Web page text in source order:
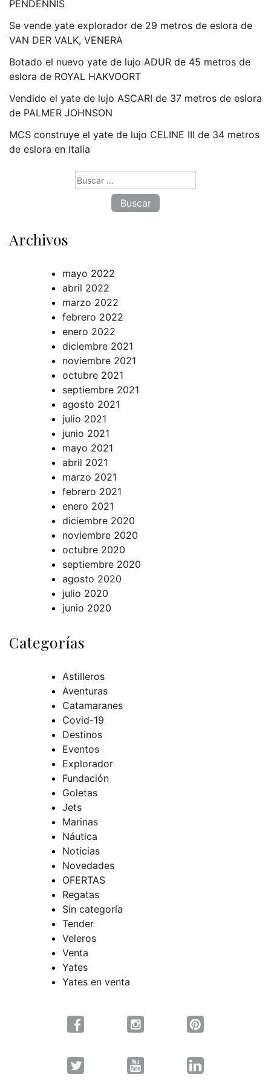
PENDENNIS
Se vende yate explorador de 29 metros de eslora de
VAN DER VALK, VENERA
Botado el nuevo yate de lujo ADUR de 45 metros de
eslora de ROYAL HAKVOORT
Vendido el yate de lujo ASCARI de 37 metros de eslora
de PALMER JOHNSON
MCS construye el yate de lujo CELINE III de 34 metros
de eslora en Italia
Archivos
mayo 2022
abril 2022
marzo 2022
febrero 2022
enero 2022
diciembre 2021
noviembre 2021
octubre 2021
septiembre 2021
agosto 2021
julio 2021
junio 2021
mayo 2021
abril 2021
marzo 2021
febrero 2021
enero 2021
diciembre 2020
noviembre 2020
octubre 2020
septiembre 2020
agosto 2020
julio 2020
junio 2020
Categorías
Astilleros
Aventuras
Catamaranes
Covid-19
Destinos
Eventos
Explorador
Fundación
Goletas
Jets
Marinas
Náutica
Noticias
Novedades
OFERTAS
Regatas
Sin categoría
Tender
Veleros
Venta
Yates
Yates en venta